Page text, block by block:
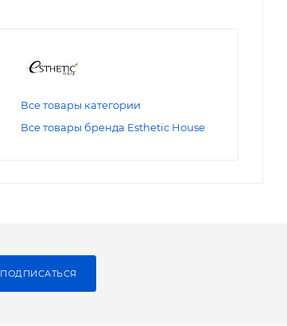
Все товары категории
Все товары бренда Esthetic House
ПОДПИСАТЬСЯ